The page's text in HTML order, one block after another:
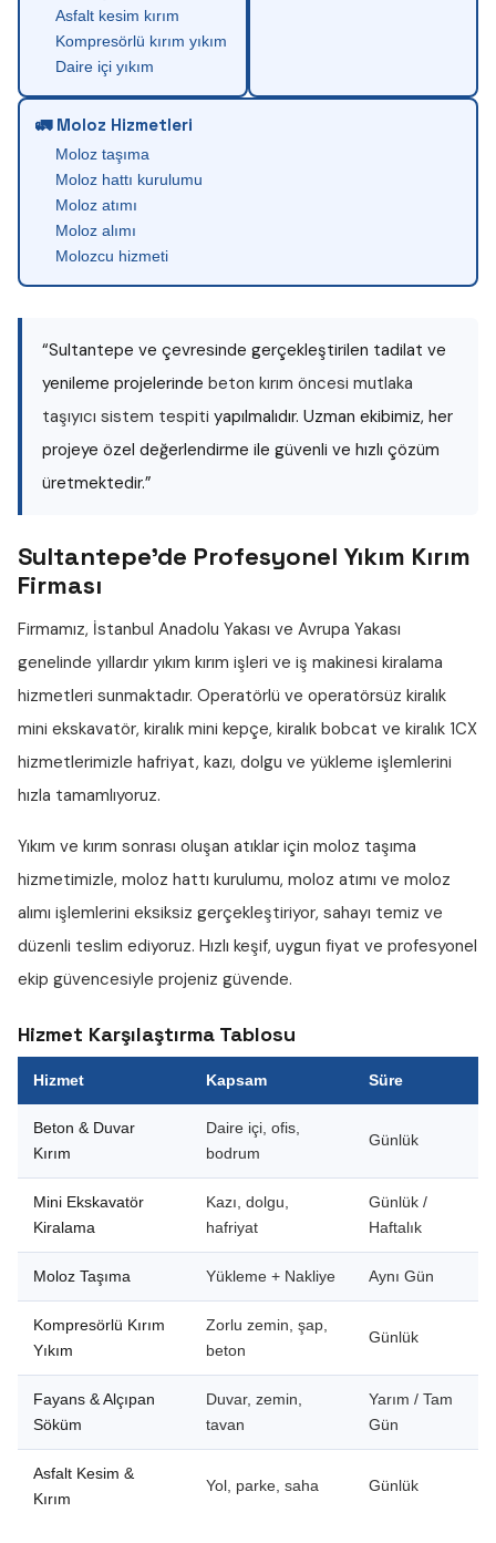
Asfalt kesim kırım
Kompresörlü kırım yıkım
Daire içi yıkım
🚛 Moloz Hizmetleri
Moloz taşıma
Moloz hattı kurulumu
Moloz atımı
Moloz alımı
Molozcu hizmeti
“Sultantepe ve çevresinde gerçekleştirilen tadilat ve
yenileme projelerinde beton kırım öncesi mutlaka
taşıyıcı sistem tespiti yapılmalıdır. Uzman ekibimiz, her
projeye özel değerlendirme ile güvenli ve hızlı çözüm
üretmektedir.”
Sultantepe'de Profesyonel Yıkım Kırım
Firması
Firmamız, İstanbul Anadolu Yakası ve Avrupa Yakası
genelinde yıllardır yıkım kırım işleri ve iş makinesi kiralama
hizmetleri sunmaktadır. Operatörlü ve operatörsüz kiralık
mini ekskavatör, kiralık mini kepçe, kiralık bobcat ve kiralık 1CX
hizmetlerimizle hafriyat, kazı, dolgu ve yükleme işlemlerini
hızla tamamlıyoruz.
Yıkım ve kırım sonrası oluşan atıklar için moloz taşıma
hizmetimizle, moloz hattı kurulumu, moloz atımı ve moloz
alımı işlemlerini eksiksiz gerçekleştiriyor, sahayı temiz ve
düzenli teslim ediyoruz. Hızlı keşif, uygun fiyat ve profesyonel
ekip güvencesiyle projeniz güvende.
Hizmet Karşılaştırma Tablosu
Hizmet Kapsam Süre
Beton & Duvar
Kırım
Daire içi, ofis,
bodrum
Günlük
Mini Ekskavatör
Kiralama
Kazı, dolgu,
hafriyat
Günlük /
Haftalık
Moloz Taşıma Yükleme + Nakliye Aynı Gün
Kompresörlü Kırım
Yıkım
Zorlu zemin, şap,
beton
Günlük
Fayans & Alçıpan
Söküm
Duvar, zemin,
tavan
Yarım / Tam
Gün
Asfalt Kesim &
Kırım
Yol, parke, saha Günlük